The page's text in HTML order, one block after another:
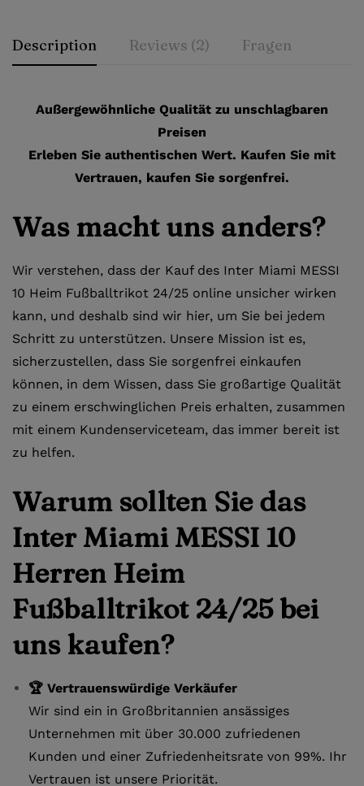
Description Reviews (2) Fragen
Außergewöhnliche Qualität zu unschlagbaren
Preisen
Erleben Sie authentischen Wert. Kaufen Sie mit
Vertrauen, kaufen Sie sorgenfrei.
Was macht uns anders?
Wir verstehen, dass der Kauf des Inter Miami MESSI
10 Heim Fußballtrikot 24/25 online unsicher wirken
kann, und deshalb sind wir hier, um Sie bei jedem
Schritt zu unterstützen. Unsere Mission ist es,
sicherzustellen, dass Sie sorgenfrei einkaufen
können, in dem Wissen, dass Sie großartige Qualität
zu einem erschwinglichen Preis erhalten, zusammen
mit einem Kundenserviceteam, das immer bereit ist
zu helfen.
Warum sollten Sie das
Inter Miami MESSI 10
Herren Heim
Fußballtrikot 24/25 bei
uns kaufen?
🏆 Vertrauenswürdige Verkäufer
Wir sind ein in Großbritannien ansässiges
Unternehmen mit über 30.000 zufriedenen
Kunden und einer Zufriedenheitsrate von 99%. Ihr
Vertrauen ist unsere Priorität.